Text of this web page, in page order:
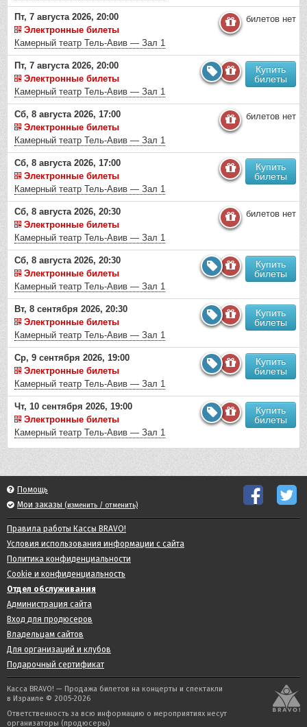
Пт, 7 августа 2026, 20:00
Электронные билеты
Камерный театр Тель-Авив — Зал 1
билетов нет
Пт, 7 августа 2026, 20:00
Электронные билеты
Камерный театр Тель-Авив — Зал 1
Купить
билеты
Сб, 8 августа 2026, 17:00
Электронные билеты
Камерный театр Тель-Авив — Зал 1
билетов нет
Сб, 8 августа 2026, 17:00
Электронные билеты
Камерный театр Тель-Авив — Зал 1
Купить
билеты
Сб, 8 августа 2026, 20:30
Электронные билеты
Камерный театр Тель-Авив — Зал 1
билетов нет
Сб, 8 августа 2026, 20:30
Электронные билеты
Камерный театр Тель-Авив — Зал 1
Купить
билеты
Вт, 8 сентября 2026, 20:30
Электронные билеты
Камерный театр Тель-Авив — Зал 1
Купить
билеты
Ср, 9 сентября 2026, 19:00
Электронные билеты
Камерный театр Тель-Авив — Зал 1
Купить
билеты
Чт, 10 сентября 2026, 19:00
Электронные билеты
Камерный театр Тель-Авив — Зал 1
Купить
билеты
Помощь
Мои заказы (изменить / отменить)
Правила работы Кассы BRAVO!
Условия использования информации с сайта
Политика конфиденциальности
Cookie и конфиденциальность
Отдел обслуживания
Администрация сайта
Вход для продюсеров
Владельцам сайтов
Для организаций и клубов
Подарочный сертификат
Касса BRAVO! — Продажа билетов на концерты и спектакли
в Израиле © 2005-2026
Ответственность за всю информацию о мероприятиях несут
организаторы (продюсеры)